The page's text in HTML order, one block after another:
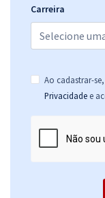
Carreira
Ao cadastrar-
Privacidade e